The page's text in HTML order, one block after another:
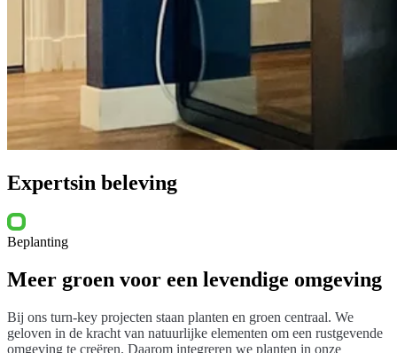
Expertsin beleving
Beplanting
Meer groen voor een levendige omgeving
Bij ons turn-key projecten staan planten en groen centraal. We
geloven in de kracht van natuurlijke elementen om een rustgevende
omgeving te creëren. Daarom integreren we planten in onze